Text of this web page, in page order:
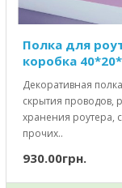
Полка для
коробка
Декоративная
скрытия проводов,
хранения роутера,
прочих..
930.00грн.